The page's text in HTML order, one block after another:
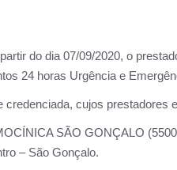
do dia 07/09/2020, o
24 horas Urgência e
credenciada, cujos prestadores
– São Gonçalo.